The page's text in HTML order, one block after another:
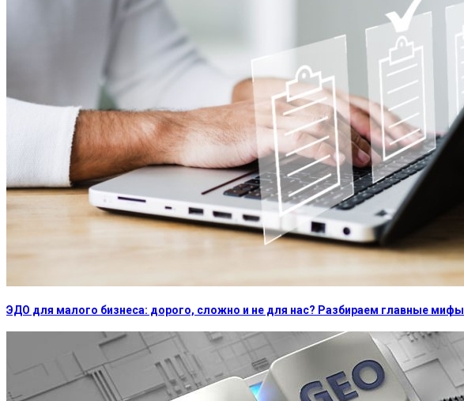
ЭДО для малого бизнеса: дорого, сложно и не для нас? Разбираем главные мифы